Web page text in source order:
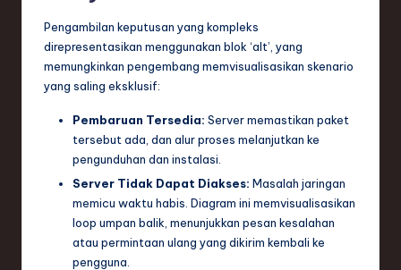
Pengambilan keputusan yang kompleks
direpresentasikan menggunakan blok ‘alt’, yang
memungkinkan pengembang memvisualisasikan skenario
yang saling eksklusif:
Pembaruan Tersedia: Server memastikan paket
tersebut ada, dan alur proses melanjutkan ke
pengunduhan dan instalasi.
Server Tidak Dapat Diakses: Masalah jaringan
memicu waktu habis. Diagram ini memvisualisasikan
loop umpan balik, menunjukkan pesan kesalahan
atau permintaan ulang yang dikirim kembali ke
pengguna.